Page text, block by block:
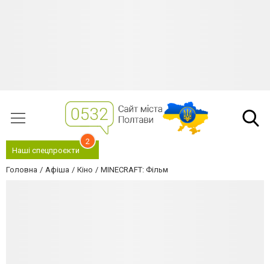
Наші спецпроєкти
2
Головна Афіша Кіно MINECRAFT: Фільм